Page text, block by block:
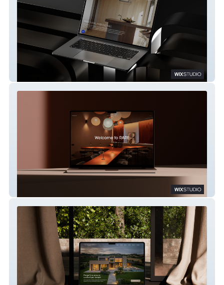
Padovani Habitat 1965